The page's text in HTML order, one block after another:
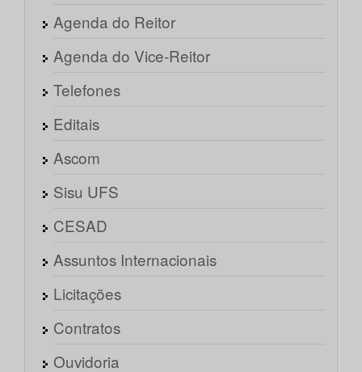
Agenda do Reitor
Agenda do Vice-Reitor
Telefones
Editais
Ascom
Sisu UFS
CESAD
Assuntos Internacionais
Licitações
Contratos
Ouvidoria